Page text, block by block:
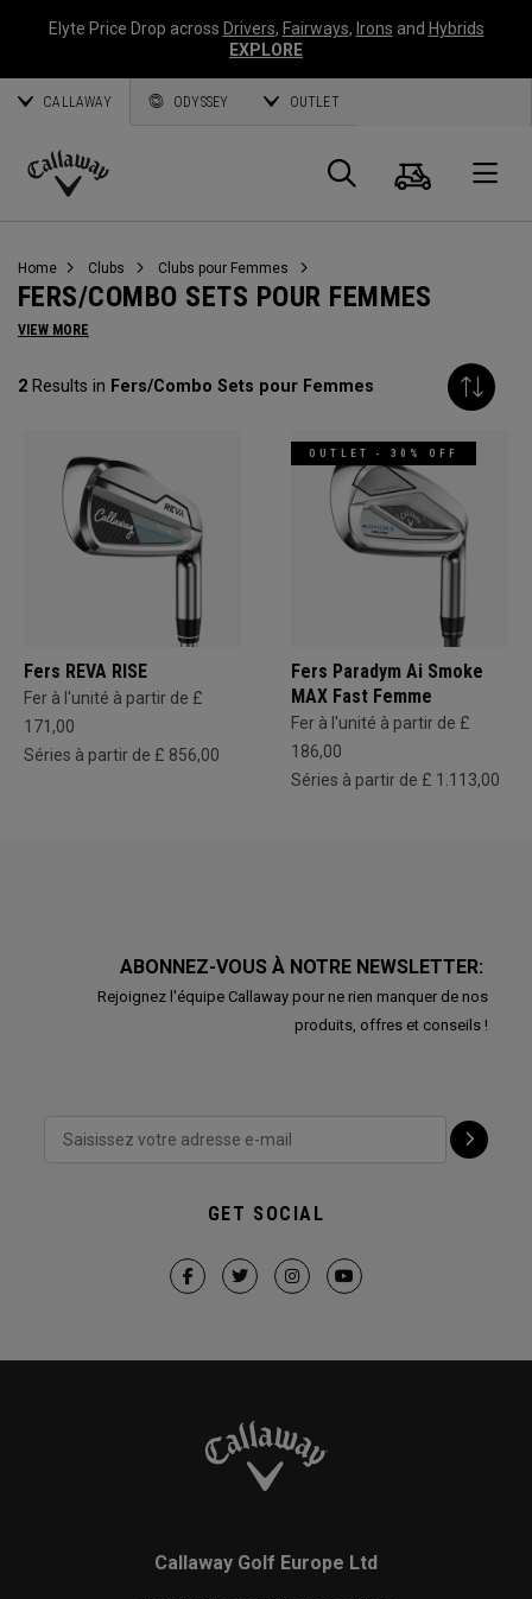
Elyte Price Drop across Drivers, Fairways, Irons and Hybrids
EXPLORE
CALLAWAY ODYSSEY OUTLET
Callaway
Panier
Home Clubs Clubs pour Femmes
FERS/COMBO SETS POUR FEMMES
VIEW MORE
2 Results in Fers/Combo Sets pour Femmes
Fers REVA RISE
Fer à l'unité à partir de £
171,00
Séries à partir de £ 856,00
OUTLET - 30% OFF
Fers Paradym Ai Smoke
MAX Fast Femme
Fer à l'unité à partir de £
186,00
Séries à partir de £ 1.113,00
ABONNEZ-VOUS À NOTRE NEWSLETTER:
Rejoignez l'équipe Callaway pour ne rien manquer de nos
produits, offres et conseils !
GET SOCIAL
Callaway Golf Europe Ltd